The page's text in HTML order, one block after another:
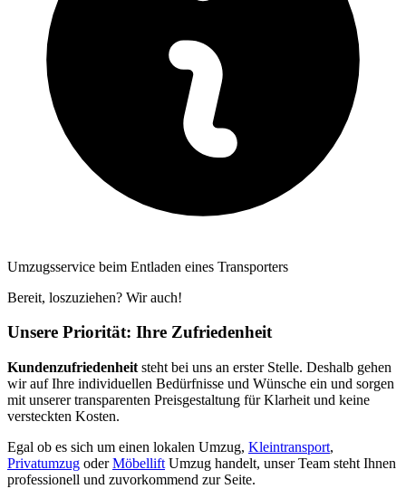
Umzugsservice beim Entladen eines Transporters
Bereit, loszuziehen? Wir auch!
Unsere Priorität: Ihre Zufriedenheit
Kundenzufriedenheit steht bei uns an erster Stelle. Deshalb gehen
wir auf Ihre individuellen Bedürfnisse und Wünsche ein und sorgen
mit unserer transparenten Preisgestaltung für Klarheit und keine
versteckten Kosten.
Egal ob es sich um einen lokalen Umzug, Kleintransport,
Privatumzug oderMöbellift Umzug handelt, unser Team steht Ihnen
professionell und zuvorkommend zur Seite.